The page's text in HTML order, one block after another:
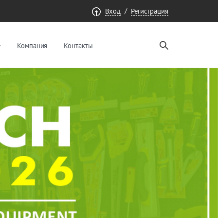
Вход / Регистрация
Компания Контакты